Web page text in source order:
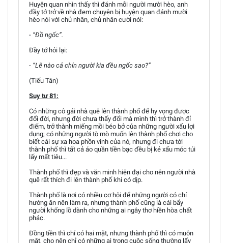
Huyện quan nhìn thấy thì đánh mỗi người mười hèo, anh
đầy tớ trở về nhà đem chuyện bị huyện quan đánh mười
hèo nói với chủ nhân, chủ nhân cười nói:
- “Đồ ngốc”.
Đầy tớ hỏi lại:
- “Lẽ nào cả chín người kia đều ngốc sao?”
(Tiếu Tán)
Suy tư 81:
Có những cô gái nhà quê lên thành phố để hy vọng được
đổi đời, nhưng đời chưa thấy đổi mà mình thì trở thành đỉ
điếm, trở thành miếng mồi béo bở của những người xấu lợi
dụng; có những người tò mò muốn lên thành phố chơi cho
biết cái sự xa hoa phồn vinh của nó, nhưng đi chưa tới
thành phố thì tất cả áo quần tiền bạc đều bị kẻ xấu móc túi
lấy mất tiêu...
Thành phố thì đẹp và văn minh hiện đại cho nên người nhà
quê rất thích đi lên thành phố khi có dịp.
Thành phố là nơi có nhiều cơ hội để những người có chí
hướng ăn nên làm ra, nhưng thành phố cũng là cái bẩy
người khổng lồ dành cho những ai ngây thơ hiền hòa chất
phác.
Đồng tiền thì chỉ có hai mặt, nhưng thành phố thì có muôn
mặt, cho nên chỉ có những ai trong cuộc sống thường lấy